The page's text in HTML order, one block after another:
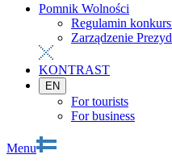
Pomnik Wolności
Regulamin
Zarządzenie
KONTRAST
EN
For tourists
For business
Menu